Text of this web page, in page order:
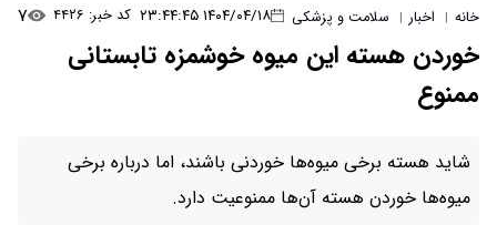
خانه | اخبار | سلامت و پزشکی ۱۴۰۴/۰۴/۱۸ ۲۳:۴۴:۴۵ کد خبر: ۴۴۲۶ ۷
خوردن هسته این میوه خوشمزه تابستانی
ممنوع
شاید هسته برخی میوه‌ها خوردنی باشند، اما درباره برخی
میوه‌ها خوردن هسته آن‌ها ممنوعیت دارد.